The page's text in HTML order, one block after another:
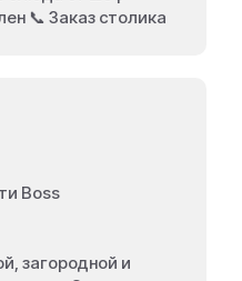
📞 Заказ столика
Boss
загородной и